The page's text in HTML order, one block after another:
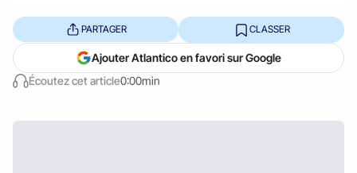
Écoutez cet article0:00min
PARTAGER CLASSER
Ajouter Atlantico en favori sur Google